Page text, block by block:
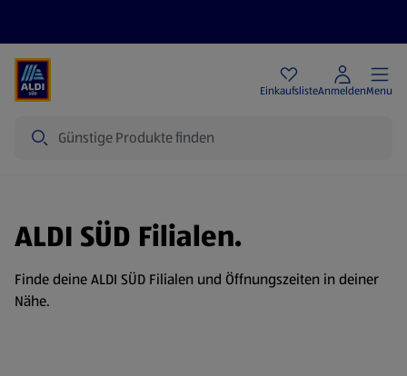
EinkaufslisteAnmeldenMenu
ALDI SÜD Filialen.
Finde deine ALDI SÜD Filialen und Öffnungszeiten in deiner
Nähe.